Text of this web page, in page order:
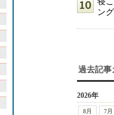
ン
過去記事
2026年
8月 7月